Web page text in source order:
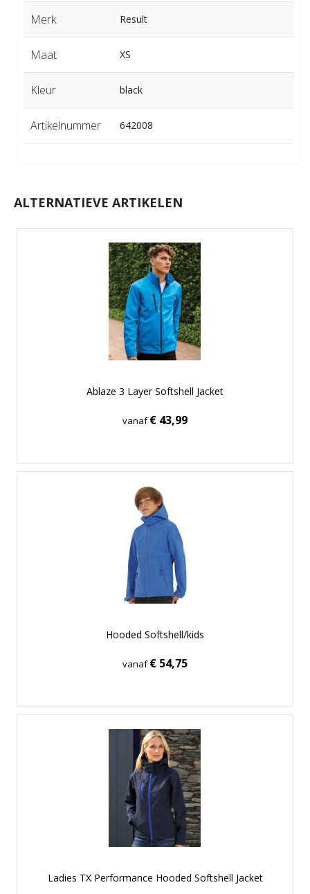
Merk Result
Maat XS
Kleur black
Artikelnummer 642008
ALTERNATIEVE ARTIKELEN
Ablaze 3 Layer Softshell Jacket
vanaf€ 43,99
Hooded Softshell/kids
vanaf€ 54,75
Ladies TX Performance Hooded Softshell Jacket